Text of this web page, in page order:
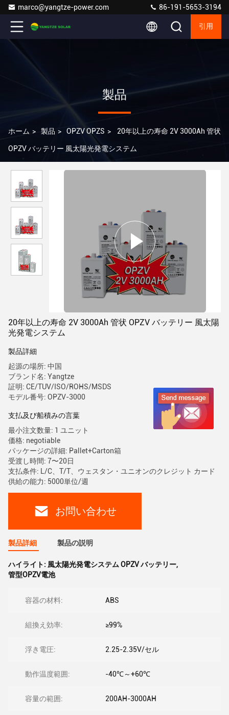
marco@yangtze-power.com 86-191-5653-3194
引用
製品
ホーム > 製品 > OPZV OPZS > 20年以上の寿命 2V 3000Ah 管状
OPZV バッテリー 風太陽光発電システム
20年以上の寿命 2V 3000Ah 管状 OPZV バッテリー 風太陽
光発電システム
製品詳細
起源の場所: 中国
ブランド名: Yangtze
証明: CE/TUV/ISO/ROHS/MSDS
モデル番号: OPZV-3000
支払及び船積みの言葉
最小注文数量: 1 ユニット
価格: negotiable
パッケージの詳細: Pallet+Carton箱
受渡し時間: 7〜20日
支払条件: L/C、T/T、ウェスタン・ユニオンのクレジット カード
供給の能力: 5000単位/週
お問い合わせ
製品詳細 製品の説明
ハイライト: 風太陽光発電システム OPZV バッテリー,
管型OPZV電池
容器の材料: ABS
組換え効率: ≥99%
浮き電圧: 2.25-2.35V/セル
動作温度範囲: -40℃～+60℃
容量の範囲: 200AH-3000AH